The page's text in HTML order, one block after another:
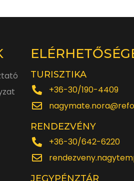
TURISZTIKA
+36-30/190-4409
RENDEZVÉNY
+36-30/642-6220
JEGYPÉNZTÁR